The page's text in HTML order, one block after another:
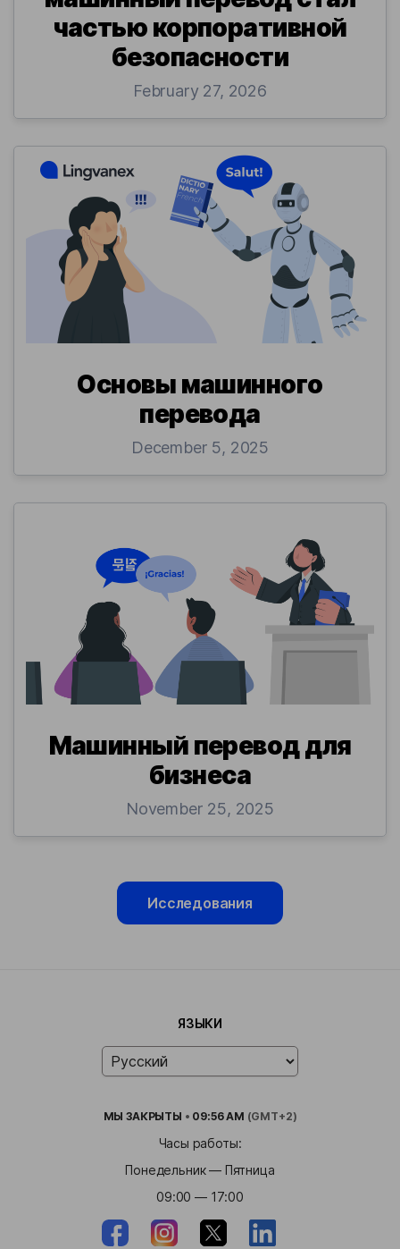
частью корпоративной
безопасности
February 27, 2026
Основы машинного
перевода
December 5, 2025
Машинный перевод для
бизнеса
November 25, 2025
Исследования
ЯЗЫКИ
МЫЗАКРЫТЫ • 09:56 AM (GMT+2)
Часы работы:
Понедельник — Пятница
09:00 — 17:00